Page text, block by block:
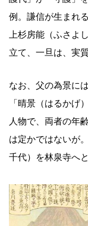
例。謙信が生まれ
上杉房能（ふさよ
立て、一旦は、実
なお、父の為景に
「晴景（はるかげ
人物で、両者の年
は定かではないが
千代）を林泉寺へ